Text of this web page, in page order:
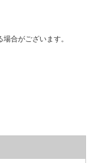
合がございます。